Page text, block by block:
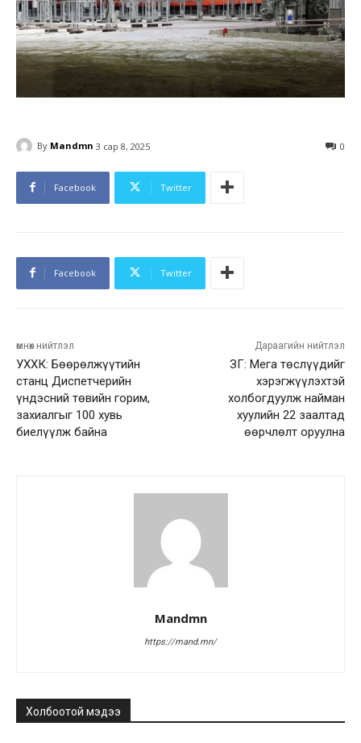
By Mandmn 3 сар 8, 2025 0
Facebook Twitter
Facebook Twitter
өмнөх нийтлэл
УХХК: Бөөрөлжүүтийн
станц Диспетчерийн
үндэсний төвийн горим,
захиалгыг 100 хувь
биелүүлж байна
Дараагийн нийтлэл
ЗГ: Мега төслүүдийг
хэрэгжүүлэхтэй
холбогдуулж найман
хуулийн 22 заалтад
өөрчлөлт оруулна
Mandmn
https://mand.mn/
Холбоотой мэдээ